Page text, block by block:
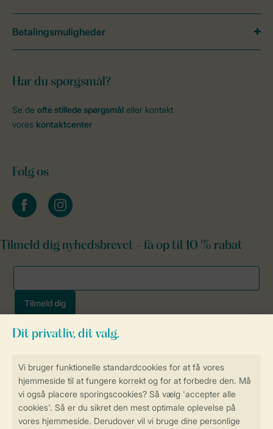
Sikker datahåndtering
Sikker betaling
Har du spørgsmål?
Se de ofte stillede spørgsmål eller kontakt
vores kontaktcenter
Følg os
facebookinstagram
Tilmeld dig nyhedsbrevet - få op til 10 % rabat
Betalingsmuligheder